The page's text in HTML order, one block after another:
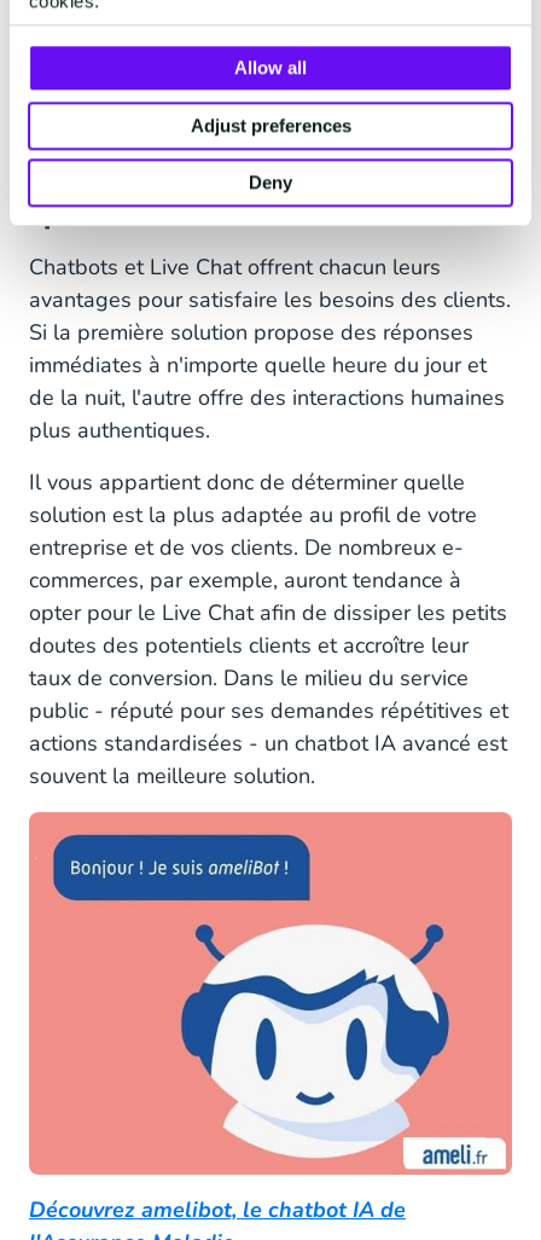
Allow all
Adjust preferences
Deny
répondent parfaitement aux exigences de près
Live Chat ou chatbots :
quelle solution choisir ?
Chatbots et Live Chat offrent chacun leurs
avantages pour satisfaire les besoins des clients.
Si la première solution propose des réponses
immédiates à n'importe quelle heure du jour et
de la nuit, l'autre offre des interactions humaines
plus authentiques.
Il vous appartient donc de déterminer quelle
solution est la plus adaptée au profil de votre
entreprise et de vos clients. De nombreux e-
commerces, par exemple, auront tendance à
opter pour le Live Chat afin de dissiper les petits
doutes des potentiels clients et accroître leur
taux de conversion. Dans le milieu du service
public - réputé pour ses demandes répétitives et
actions standardisées - un chatbot IA avancé est
souvent la meilleure solution.
Découvrez amelibot, le chatbot IA de